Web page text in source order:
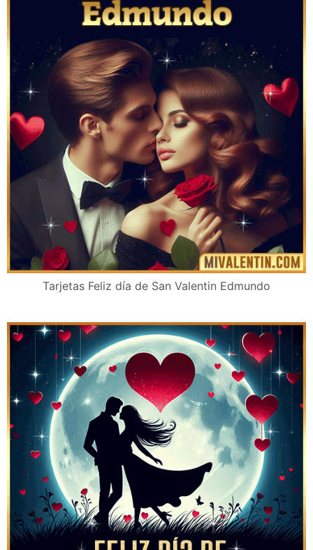
Tarjetas Feliz día de San Valentin Edmundo